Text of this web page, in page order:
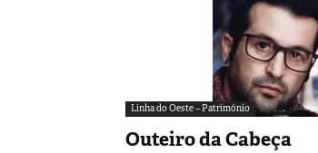
Linha do Oeste – Património
Outeiro da Cabeça